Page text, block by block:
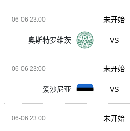
06-06 23:00
奥斯特罗维茨 VS
未开始
06-06 23:00
爱沙尼亚 VS
未开始
06-06 23:00 未开始